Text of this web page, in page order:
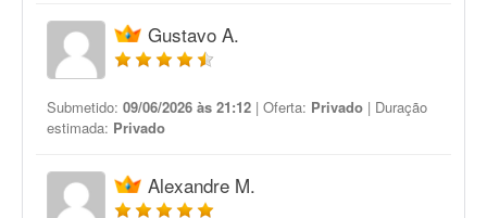
Gustavo A.
Submetido: 09/06/2026 às 21:12 | Oferta: Privado | Duração
estimada: Privado
Alexandre M.